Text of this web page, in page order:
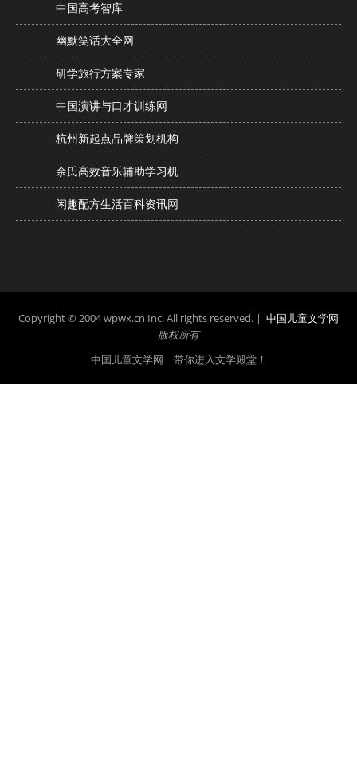
中国高考智库
幽默笑话大全网
研学旅行方案专家
中国演讲与口才训练网
杭州新起点品牌策划机构
余氏高效音乐辅助学习机
闲趣配方生活百科资讯网
Copyright © 2004 wpwx.cn Inc. All rights reserved. | 中国儿童文学网
版权所有
中国儿童文学网 带你进入文学殿堂！